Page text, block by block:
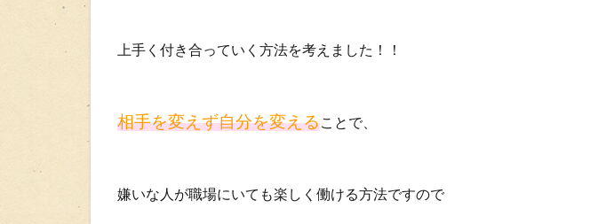
上手く付き合っていく方法を考えました！！
相手を変えず自分を変える ことで、
嫌いな人が職場にいても楽しく働ける方法ですので